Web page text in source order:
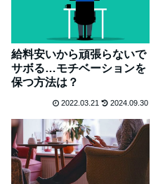
給料安いから頑張らないで
サボる…モチベーションを
保つ方法は？
2022.03.21 2024.09.30